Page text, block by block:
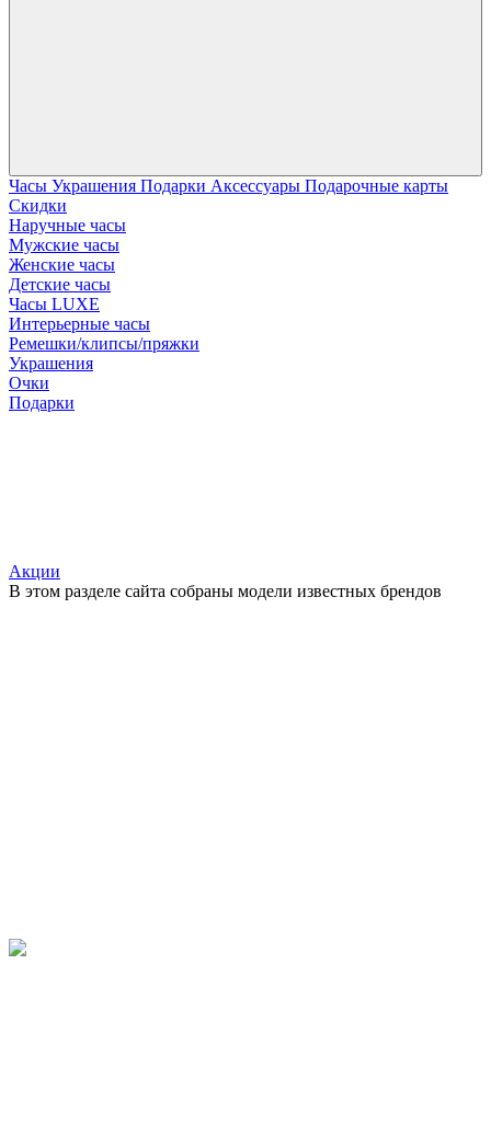
Часы Украшения Подарки Аксессуары Подарочные карты
Скидки
Наручные часы
Мужские часы
Женские часы
Детские часы
Часы LUXE
Интерьерные часы
Ремешки/клипсы/пряжки
Украшения
Очки
Подарки
Акции
В этом разделе сайта собраны модели известных брендов